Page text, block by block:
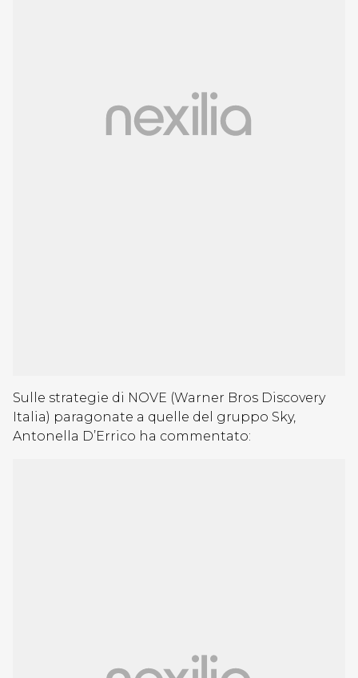
Sulle strategie di NOVE (Warner Bros Discovery
Italia) paragonate a quelle del gruppo Sky,
Antonella D’Errico ha commentato: